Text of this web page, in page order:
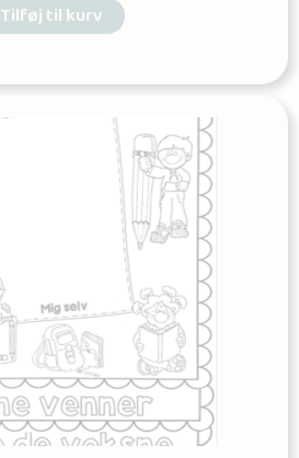
Tilføj til kurv